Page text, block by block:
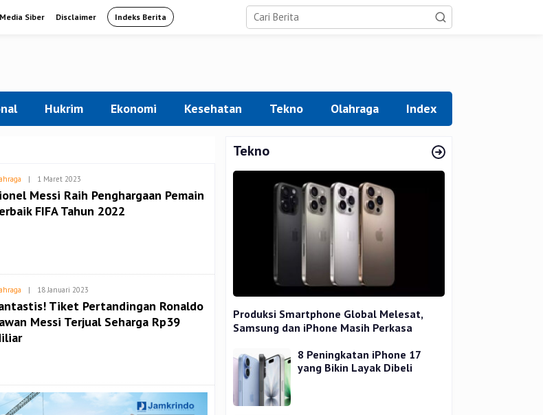
Siber Disclaimer Indeks Berita
Hukrim Ekonomi Kesehatan Tekno Olahraga Index
| 1 Maret 2023Oleh
Messi Raih Penghargaan Pemain
FIFA Tahun 2022
| 18 Januari 2023Oleh
Tiket Pertandingan Ronaldo
Messi Terjual Seharga Rp39
Tekno
Produksi Smartphone Global Melesat,
Samsung dan iPhone Masih Perkasa
8 Peningkatan iPhone 17
yang Bikin Layak Dibeli